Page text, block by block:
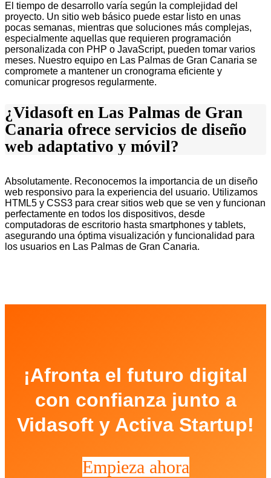
El tiempo de desarrollo varía según la complejidad del
proyecto. Un sitio web básico puede estar listo en unas
pocas semanas, mientras que soluciones más complejas,
especialmente aquellas que requieren programación
personalizada con PHP o JavaScript, pueden tomar varios
meses. Nuestro equipo en Las Palmas de Gran Canaria se
compromete a mantener un cronograma eficiente y
comunicar progresos regularmente.
¿Vidasoft en Las Palmas de Gran
Canaria ofrece servicios de diseño
web adaptativo y móvil?
Absolutamente. Reconocemos la importancia de un diseño
web responsivo para la experiencia del usuario. Utilizamos
HTML5 y CSS3 para crear sitios web que se ven y funcionan
perfectamente en todos los dispositivos, desde
computadoras de escritorio hasta smartphones y tablets,
asegurando una óptima visualización y funcionalidad para
los usuarios en Las Palmas de Gran Canaria.
¡Afronta el futuro digital
con confianza junto a
Vidasoft y Activa Startup!
Empieza ahora